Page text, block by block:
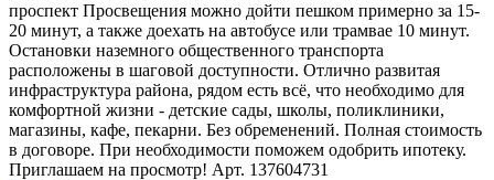
проспект Просвещения можно дойти пешком примерно за 15-
20 минут, а также доехать на автобусе или трамвае 10 минут.
Остановки наземного общественного транспорта
расположены в шаговой доступности. Отлично развитая
инфраструктура района, рядом есть всё, что необходимо для
комфортной жизни - детские сады, школы, поликлиники,
магазины, кафе, пекарни. Без обременений. Полная стоимость
в договоре. При необходимости поможем одобрить ипотеку.
Приглашаем на просмотр! Арт. 137604731